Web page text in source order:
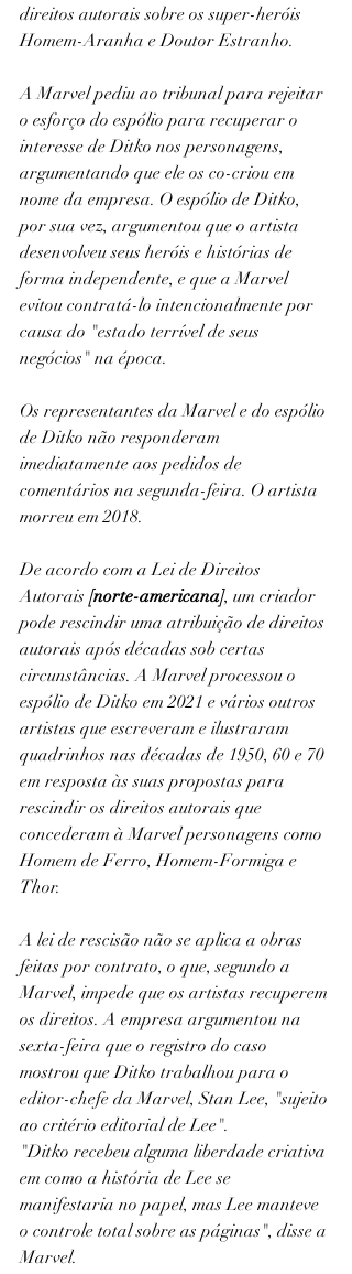
direitos autorais sobre os super-heróis
Homem-Aranha e Doutor Estranho.
A Marvel pediu ao tribunal para rejeitar
o esforço do espólio para recuperar o
interesse de Ditko nos personagens,
argumentando que ele os co-criou em
nome da empresa. O espólio de Ditko,
por sua vez, argumentou que o artista
desenvolveu seus heróis e histórias de
forma independente, e que a Marvel
evitou contratá-lo intencionalmente por
causa do "estado terrível de seus
negócios" na época.
Os representantes da Marvel e do espólio
de Ditko não responderam
imediatamente aos pedidos de
comentários na segunda-feira. O artista
morreu em 2018.
De acordo com a Lei de Direitos
Autorais [norte-americana], um criador
pode rescindir uma atribuição de direitos
autorais após décadas sob certas
circunstâncias. A Marvel processou o
espólio de Ditko em 2021 e vários outros
artistas que escreveram e ilustraram
quadrinhos nas décadas de 1950, 60 e 70
em resposta às suas propostas para
rescindir os direitos autorais que
concederam à Marvel personagens como
Homem de Ferro, Homem-Formiga e
Thor.
A lei de rescisão não se aplica a obras
feitas por contrato, o que, segundo a
Marvel, impede que os artistas recuperem
os direitos. A empresa argumentou na
sexta-feira que o registro do caso
mostrou que Ditko trabalhou para o
editor-chefe da Marvel, Stan Lee, "sujeito
ao critério editorial de Lee".
"Ditko recebeu alguma liberdade criativa
em como a história de Lee se
manifestaria no papel, mas Lee manteve
o controle total sobre as páginas", disse a
Marvel.